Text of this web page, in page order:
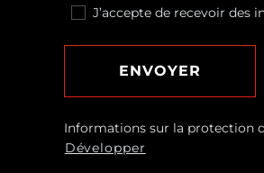
J’accepte de recevoir des
ENVOYER
Informations sur la protection
Répondre à vos demandes et
Développer